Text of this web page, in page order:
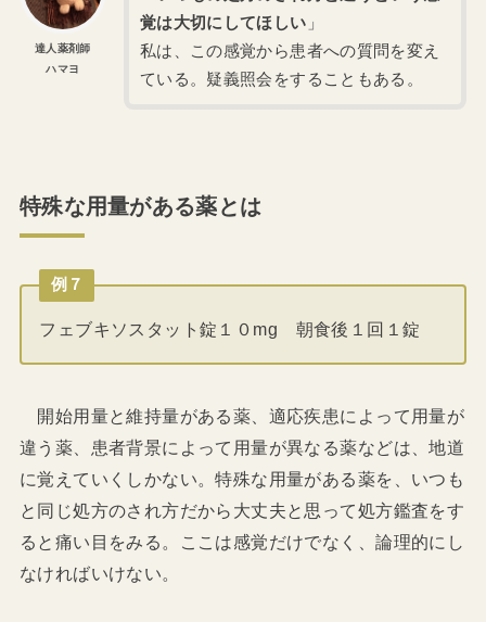
達人薬剤師
ハマヨ
覚は大切にしてほしい 」
私は、この感覚から患者への質問を変え
ている。疑義照会をすることもある。
特殊な用量がある薬とは
例７
フェブキソスタット錠１０mg 朝食後１回１錠
開始用量と維持量がある薬、適応疾患によって用量が
違う薬、患者背景によって用量が異なる薬などは、地道
に覚えていくしかない。特殊な用量がある薬を、いつも
と同じ処方のされ方だから大丈夫と思って処方鑑査をす
ると痛い目をみる。ここは感覚だけでなく、論理的にし
なければいけない。